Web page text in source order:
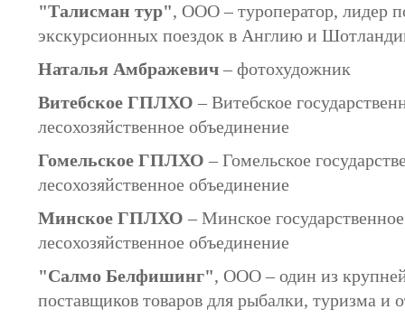
"Талисман тур", ООО – туроператор, лидер
экскурсионных поездок в Англию и
Наталья Амбражевич – фотохудожник
Витебское ГПЛХО – Витебское
лесохозяйственное объединение
Гомельское ГПЛХО – Гомельское
лесохозяйственное объединение
Минское ГПЛХО – Минское
лесохозяйственное объединение
"Салмо Белфишинг", ООО – один из
поставщиков товаров для рыбалки, туризма и